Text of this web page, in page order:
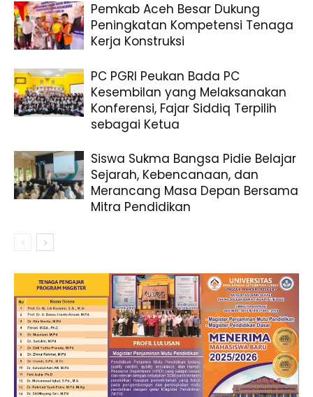
Pemkab Aceh Besar Dukung
Peningkatan Kompetensi Tenaga
Kerja Konstruksi
PC PGRI Peukan Bada PC
Kesembilan yang Melaksanakan
Konferensi, Fajar Siddiq Terpilih
sebagai Ketua
Siswa Sukma Bangsa Pidie Belajar
Sejarah, Kebencanaan, dan
Merancang Masa Depan Bersama
Mitra Pendidikan